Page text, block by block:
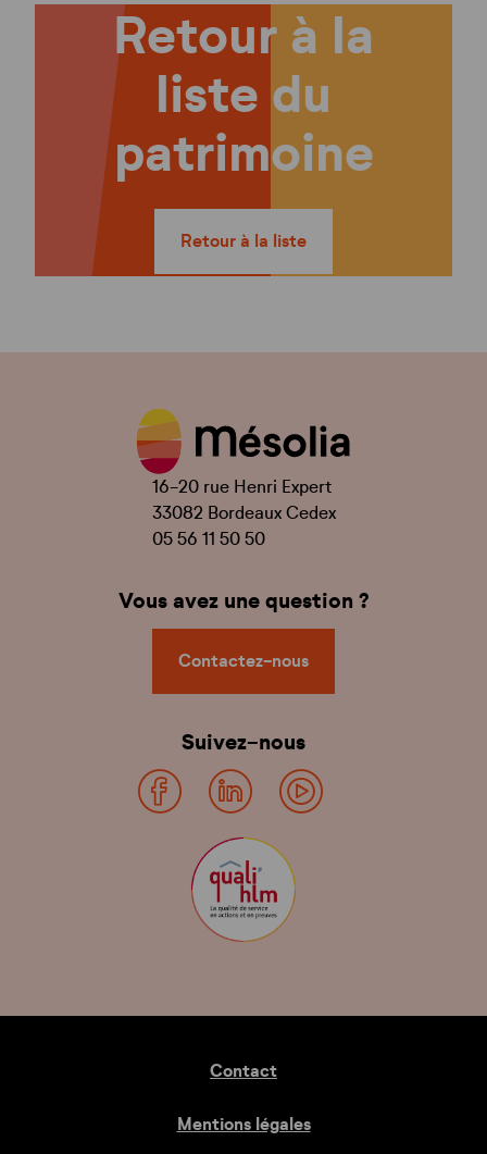
Retour à la
liste du
patrimoine
Retour à la liste
16-20 rue Henri Expert
33082 Bordeaux Cedex
05 56 11 50 50
Vous avez une question ?
Contactez-nous
Suivez-nous
Contact
Mentions légales